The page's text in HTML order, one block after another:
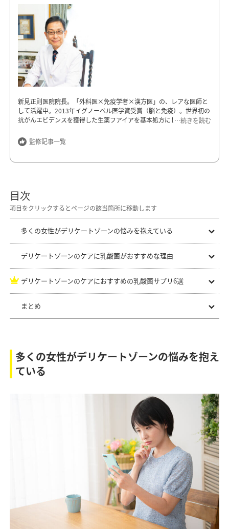
…続きを読む
新見正則医院院長。「外科医×免疫学者×漢方医」の、レアな医師と
して活躍中。2013年イグノーベル医学賞受賞（脳と免疫）。世界初の
抗がんエビデンスを獲得した生薬フアイアを基本処方にして漢方薬を
チャート整形外科漢方薬』はAmazonで三冠（臨床外科、整形外科、
東洋医学）に輝く。最新刊は『しあわせの見つけ方 予測不能な時代
https://niimimasanori.com/
監修記事一覧
目次
多くの女性がデリケートゾーンの悩みを抱えている
デリケートゾーンのケアに乳酸菌がおすすめな理由
デリケートゾーンのケアにおすすめの乳酸菌サプリ6選
まとめ
多くの女性がデリケートゾーンの悩みを抱え
ている